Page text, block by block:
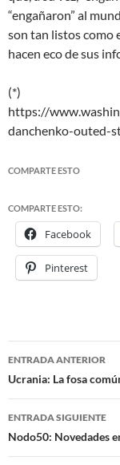
“engañaron” al
son tan listos como
hacen eco de sus
(*)
https://
danchenko-outed-
COMPARTE ESTO
COMPARTE ESTO:
Facebook
Pinterest
Navegación
de
entradas
ENTRADA ANTERIOR
Ucrania: La fosa
ENTRADA SIGUIENTE
Nodo50: Novedades